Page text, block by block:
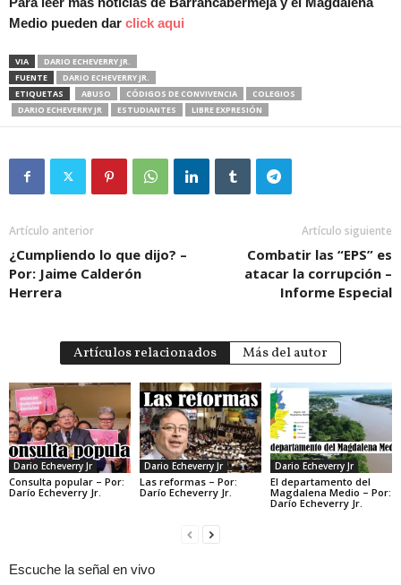
Medio pueden dar click aqui
VIA
DARIO ECHEVERRY JR.
FUENTE
DARIO ECHEVERRY JR.
ETIQUETAS
ABUSO CÓDIGOS DE CONVIVENCIA
COLEGIOS
DARIO ECHEVERRY JR
ESTUDIANTES LIBRE EXPRESIÓN
Artículo anterior
¿Cumpliendo lo que dijo? –
Por: Jaime Calderón
Herrera
Artículo siguiente
Combatir las “EPS” es
atacar la corrupción –
Informe Especial
Artículos relacionados Más del autor
Dario Echeverry Jr
Consulta popular – Por:
Darío Echeverry Jr.
Dario Echeverry Jr
Las reformas – Por:
Darío Echeverry Jr.
Dario Echeverry Jr
El departamento del
Magdalena Medio – Por:
Darío Echeverry Jr.
Escuche la señal en vivo